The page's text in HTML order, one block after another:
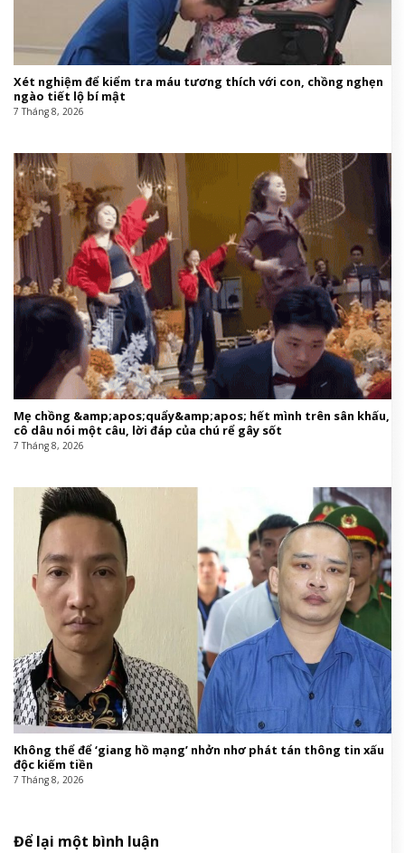
Xét nghiệm để kiểm tra máu tương thích với con, chồng nghẹn
ngào tiết lộ bí mật
7 Tháng 8, 2026
Mẹ chồng &amp;apos;quẩy&amp;apos; hết mình trên sân khấu,
cô dâu nói một câu, lời đáp của chú rể gây sốt
7 Tháng 8, 2026
Không thể để ‘giang hồ mạng’ nhởn nhơ phát tán thông tin xấu
độc kiếm tiền
7 Tháng 8, 2026
Để lại một bình luận